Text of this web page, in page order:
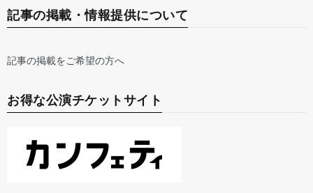
記事の掲載・情報提供について
記事の掲載をご希望の方へ
お得な公演チケットサイト